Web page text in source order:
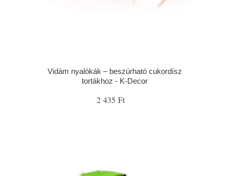
Vidám nyalókák – beszúrható cukordísz
tortákhoz - K-Decor
2 435 Ft